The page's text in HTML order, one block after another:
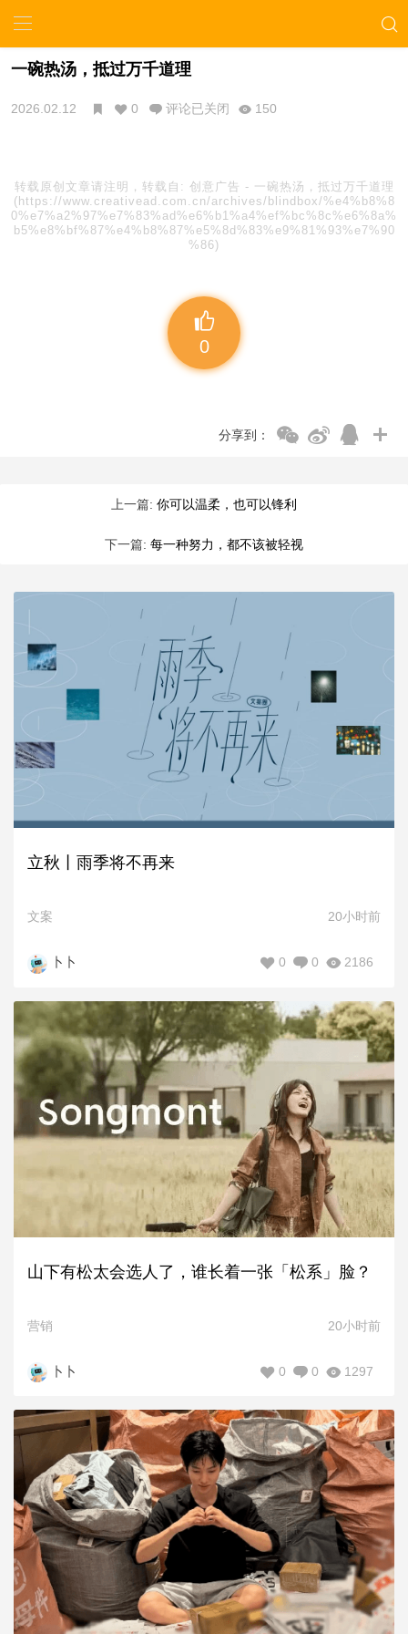
一碗热汤，抵过万千道理
2026.02.12 0 评论已关闭 150
转载原创文章请注明，转载自: 创意广告 - 一碗热汤，抵过万千道理
(https://www.creativead.com.cn/archives/blindbox/%e4%b8%8
0%e7%a2%97%e7%83%ad%e6%b1%a4%ef%bc%8c%e6%8a%
b5%e8%bf%87%e4%b8%87%e5%8d%83%e9%81%93%e7%90
%86)
0
分享到：
上一篇: 你可以温柔，也可以锋利
下一篇: 每一种努力，都不该被轻视
立秋丨雨季将不再来
文案 20小时前
卜卜 2186
0
0
山下有松太会选人了，谁长着一张「松系」脸？
营销 20小时前
卜卜 1297
0
0